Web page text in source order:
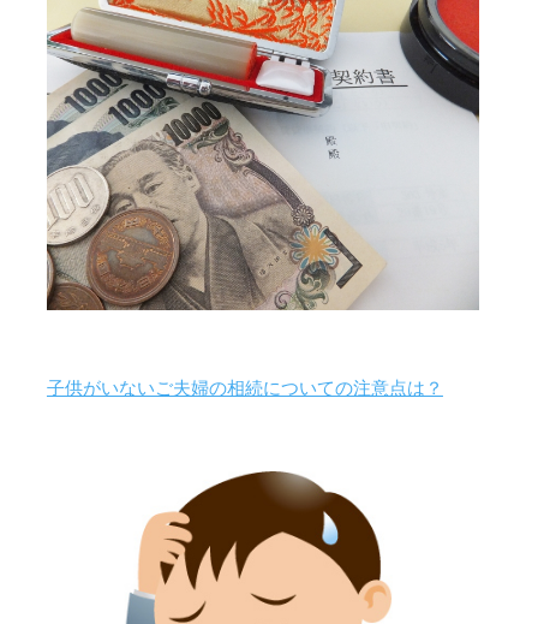
子供がいないご夫婦の相続についての注意点は？